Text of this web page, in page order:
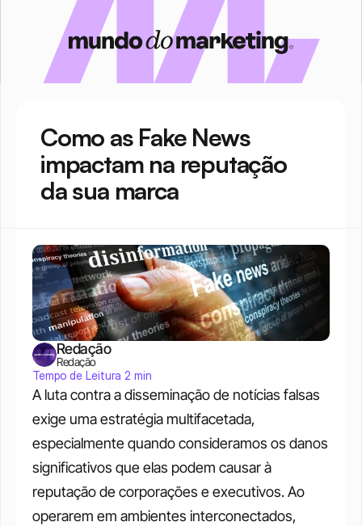
Como as Fake News
impactam na reputação
da sua marca
A luta contra a disseminação de notícias falsas
exige uma estratégia multifacetada,
especialmente quando consideramos os danos
significativos que elas podem causar à
reputação de corporações e executivos. Ao
operarem em ambientes interconectados,
Redação
Redação
Tempo de Leitura 2 min